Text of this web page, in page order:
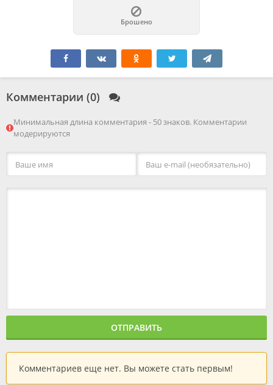
Брошено
Комментарии (0)
Минимальная длина комментария - 50 знаков. Комментарии
модерируются
ОТПРАВИТЬ
Комментариев еще нет. Вы можете стать первым!